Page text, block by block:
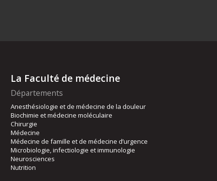
La Faculté de médecine
Départements
Anesthésiologie et de médecine de la douleur
Biochimie et médecine moléculaire
Chirurgie
Médecine
Médecine de famille et de médecine d’urgence
Microbiologie, infectiologie et immunologie
Neurosciences
Nutrition